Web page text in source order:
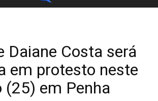
Daiane Costa será
em protesto neste
(25) em Penha